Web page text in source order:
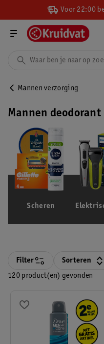
Voor 22:00
Mannen verzorging
Mannen deodorant
Scheren
120 product(en) gevonden
Filter Sorteren